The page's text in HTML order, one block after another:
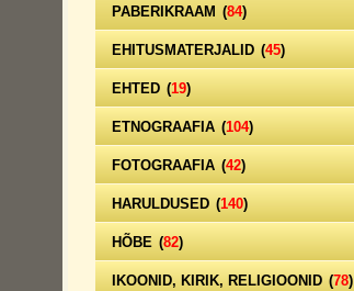
PABERIKRAAM (84)
EHITUSMATERJALID (45)
EHTED (19)
ETNOGRAAFIA (104)
FOTOGRAAFIA (42)
HARULDUSED (140)
HÕBE (82)
IKOONID, KIRIK, RELIGIOONID (78)